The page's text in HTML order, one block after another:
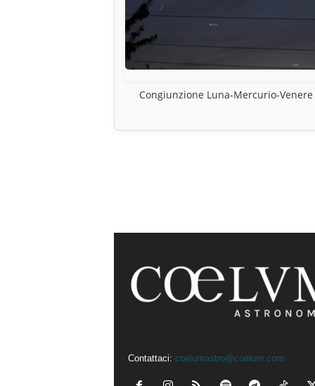
Congiunzione Luna-Mercurio-Venere
Contattaci: coelumastro@coelum.com